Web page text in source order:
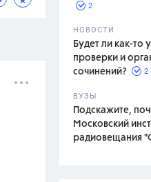
2
НОВОСТИ
Будет ли как-то
проверки и
сочинений?
2
ВУЗЫ
Подскажите,
Московский
радиовещания